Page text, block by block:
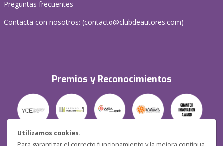
Utilizamos cookies.
Para garantizar el correcto funcionamiento y la mejora continua
Preguntas frecuentes
Contacta con nosotros: (contacto@clubdeautores.com)
Premios y Reconocimientos